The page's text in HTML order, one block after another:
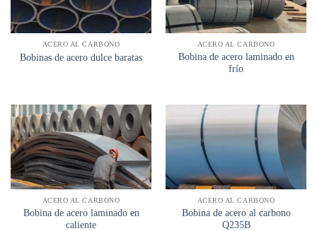
ACERO AL CARBONO
Bobinas de acero dulce baratas
ACERO AL CARBONO
Bobina de acero laminado en
frío
ACERO AL CARBONO
Bobina de acero laminado en
caliente
ACERO AL CARBONO
Bobina de acero al carbono
Q235B